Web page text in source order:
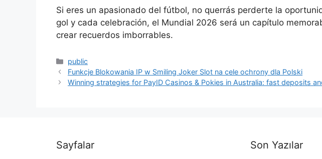
Si eres un apasionado del fútbol, no querrás perderte la
gol y cada celebración, el Mundial 2026 será un capítulo
crear recuerdos imborrables.
Kategoriler
public
Funkcje Blokowania IP w Smiling Joker Slot na cele ochrony dla Polski
Winning strategies for PayID Casinos & Pokies in Australia: fast deposits
Sayfalar Son Yazılar